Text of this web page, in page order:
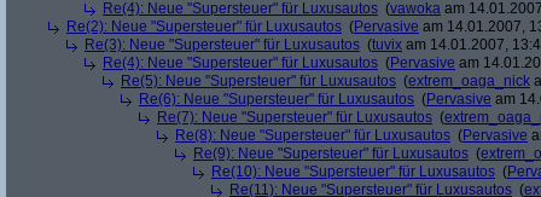
Re(4): Neue "Supersteuer" für Luxusautos (vawoka am
Re(2): Neue "Supersteuer" für Luxusautos (Pervasive am 14.01.2007,
Re(3): Neue "Supersteuer" für Luxusautos (tuvix am 14.01.2007,
Re(4): Neue "Supersteuer" für Luxusautos (Pervasive am
Re(5): Neue "Supersteuer" für Luxusautos (extrem_oaga_nick
Re(6): Neue "Supersteuer" für Luxusautos (Pervasive am
Re(7): Neue "Supersteuer" für Luxusautos (
Re(8): Neue "Supersteuer" für Luxusautos (Pervasive
Re(9): Neue "Supersteuer" für Luxusautos (
Re(10): Neue "Supersteuer" für Luxusautos (
Re(11): Neue "Supersteuer" für Luxusautos (